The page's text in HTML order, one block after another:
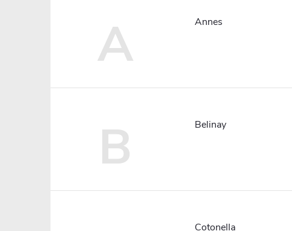
A Annes
B Belinay
Cotonella